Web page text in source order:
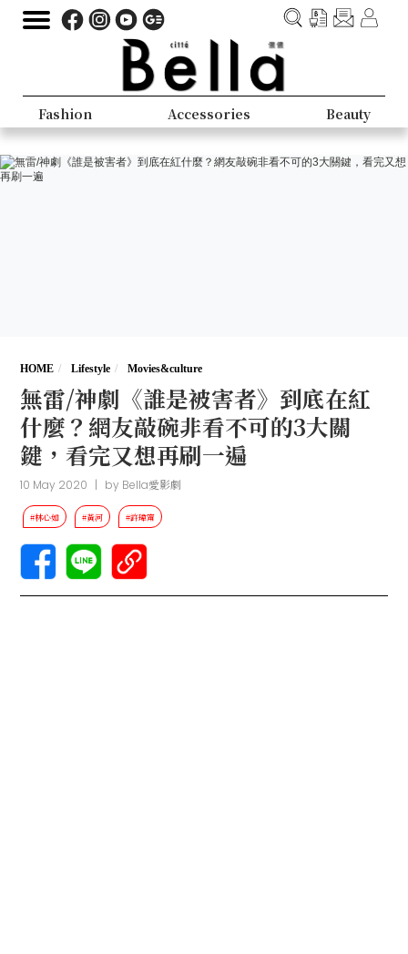
Fashion Accessories Beauty
HOME Lifestyle Movies&culture
無雷/神劇《誰是被害者》到底在紅
什麼？網友敲碗非看不可的3大關
鍵，看完又想再刷一遍
10 May 2020 | by Bella愛影劇
#林心如 #黃河 #許瑋甯